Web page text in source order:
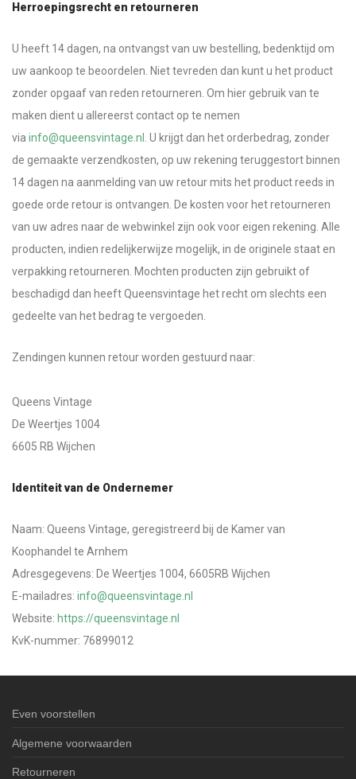
Herroepingsrecht en retourneren
U heeft 14 dagen, na ontvangst van uw bestelling, bedenktijd om
uw aankoop te beoordelen. Niet tevreden dan kunt u het product
zonder opgaaf van reden retourneren. Om hier gebruik van te
maken dient u allereerst contact op te nemen
via info@queensvintage.nl
. U krijgt dan het orderbedrag, zonder
de gemaakte verzendkosten, op uw rekening teruggestort binnen
14 dagen na aanmelding van uw retour mits het product reeds in
goede orde retour is ontvangen. De kosten voor het retourneren
van uw adres naar de webwinkel zijn ook voor eigen rekening. Alle
producten, indien redelijkerwijze mogelijk, in de originele staat en
verpakking retourneren. Mochten producten zijn gebruikt of
beschadigd dan heeft Queensvintage het recht om slechts een
gedeelte van het bedrag te vergoeden.
Zendingen kunnen retour worden gestuurd naar:
Queens Vintage
De Weertjes 1004
6605 RB Wijchen
Identiteit van de Ondernemer
Naam: Queens Vintage, geregistreerd bij de Kamer van
Koophandel te Arnhem
Adresgegevens: De Weertjes 1004, 6605RB Wijchen
E-mailadres: info@queensvintage.nl
Website: https://queensvintage.nl
KvK-nummer: 76899012
Even voorstellen
Algemene voorwaarden
Retourneren